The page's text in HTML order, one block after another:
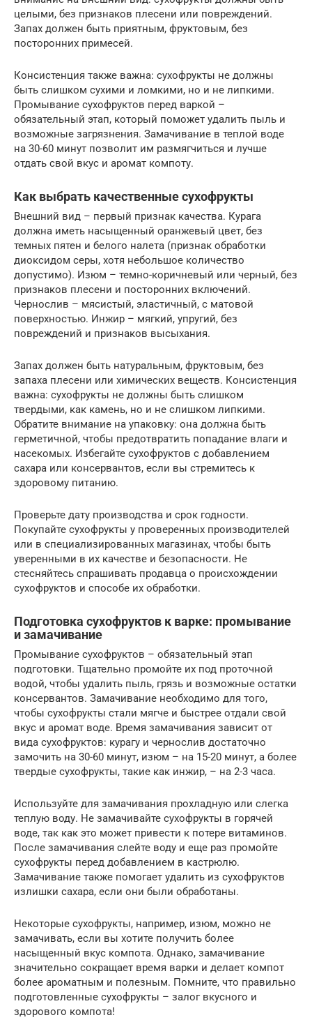
целыми, без признаков плесени или повреждений.
Запах должен быть приятным, фруктовым, без
посторонних примесей.
Консистенция также важна: сухофрукты не должны
быть слишком сухими и ломкими, но и не липкими.
Промывание сухофруктов перед варкой –
обязательный этап, который поможет удалить пыль и
возможные загрязнения. Замачивание в теплой воде
на 30-60 минут позволит им размягчиться и лучше
отдать свой вкус и аромат компоту.
Как выбрать качественные сухофрукты
Внешний вид – первый признак качества. Курага
должна иметь насыщенный оранжевый цвет, без
темных пятен и белого налета (признак обработки
диоксидом серы, хотя небольшое количество
допустимо). Изюм – темно-коричневый или черный, без
признаков плесени и посторонних включений.
Чернослив – мясистый, эластичный, с матовой
поверхностью. Инжир – мягкий, упругий, без
повреждений и признаков высыхания.
Запах должен быть натуральным, фруктовым, без
запаха плесени или химических веществ. Консистенция
важна: сухофрукты не должны быть слишком
твердыми, как камень, но и не слишком липкими.
Обратите внимание на упаковку: она должна быть
герметичной, чтобы предотвратить попадание влаги и
насекомых. Избегайте сухофруктов с добавлением
сахара или консервантов, если вы стремитесь к
здоровому питанию.
Проверьте дату производства и срок годности.
Покупайте сухофрукты у проверенных производителей
или в специализированных магазинах, чтобы быть
уверенными в их качестве и безопасности. Не
стесняйтесь спрашивать продавца о происхождении
сухофруктов и способе их обработки.
Подготовка сухофруктов к варке: промывание
и замачивание
Промывание сухофруктов – обязательный этап
подготовки. Тщательно промойте их под проточной
водой, чтобы удалить пыль, грязь и возможные остатки
консервантов. Замачивание необходимо для того,
чтобы сухофрукты стали мягче и быстрее отдали свой
вкус и аромат воде. Время замачивания зависит от
вида сухофруктов: курагу и чернослив достаточно
замочить на 30-60 минут, изюм – на 15-20 минут, а более
твердые сухофрукты, такие как инжир, – на 2-3 часа.
Используйте для замачивания прохладную или слегка
теплую воду. Не замачивайте сухофрукты в горячей
воде, так как это может привести к потере витаминов.
После замачивания слейте воду и еще раз промойте
сухофрукты перед добавлением в кастрюлю.
Замачивание также помогает удалить из сухофруктов
излишки сахара, если они были обработаны.
Некоторые сухофрукты, например, изюм, можно не
замачивать, если вы хотите получить более
насыщенный вкус компота. Однако, замачивание
значительно сокращает время варки и делает компот
более ароматным и полезным. Помните, что правильно
подготовленные сухофрукты – залог вкусного и
здорового компота!